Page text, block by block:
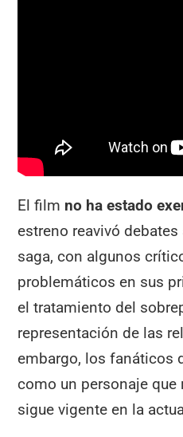
El film no ha estado
estreno reavivó
saga, con algunos
problemáticos en sus
el tratamiento del
representación de las
embargo, los fanáticos
como un personaje
sigue vigente en la